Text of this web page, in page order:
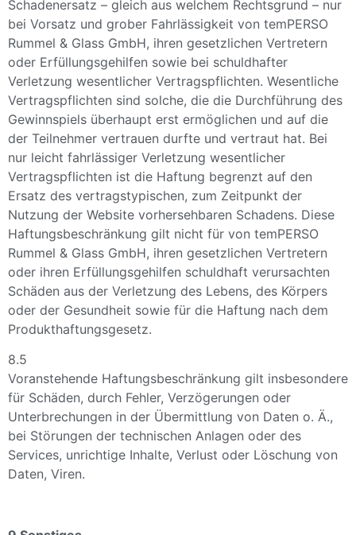
Schadenersatz – gleich aus welchem Rechtsgrund – nur
bei Vorsatz und grober Fahrlässigkeit von temPERSO
Rummel & Glass GmbH, ihren gesetzlichen Vertretern
oder Erfüllungsgehilfen sowie bei schuldhafter
Verletzung wesentlicher Vertragspflichten. Wesentliche
Vertragspflichten sind solche, die die Durchführung des
Gewinnspiels überhaupt erst ermöglichen und auf die
der Teilnehmer vertrauen durfte und vertraut hat. Bei
nur leicht fahrlässiger Verletzung wesentlicher
Vertragspflichten ist die Haftung begrenzt auf den
Ersatz des vertragstypischen, zum Zeitpunkt der
Nutzung der Website vorhersehbaren Schadens. Diese
Haftungsbeschränkung gilt nicht für von temPERSO
Rummel & Glass GmbH, ihren gesetzlichen Vertretern
oder ihren Erfüllungsgehilfen schuldhaft verursachten
Schäden aus der Verletzung des Lebens, des Körpers
oder der Gesundheit sowie für die Haftung nach dem
Produkthaftungsgesetz.
8.5
Voranstehende Haftungsbeschränkung gilt insbesondere
für Schäden, durch Fehler, Verzögerungen oder
Unterbrechungen in der Übermittlung von Daten o. Ä.,
bei Störungen der technischen Anlagen oder des
Services, unrichtige Inhalte, Verlust oder Löschung von
Daten, Viren.